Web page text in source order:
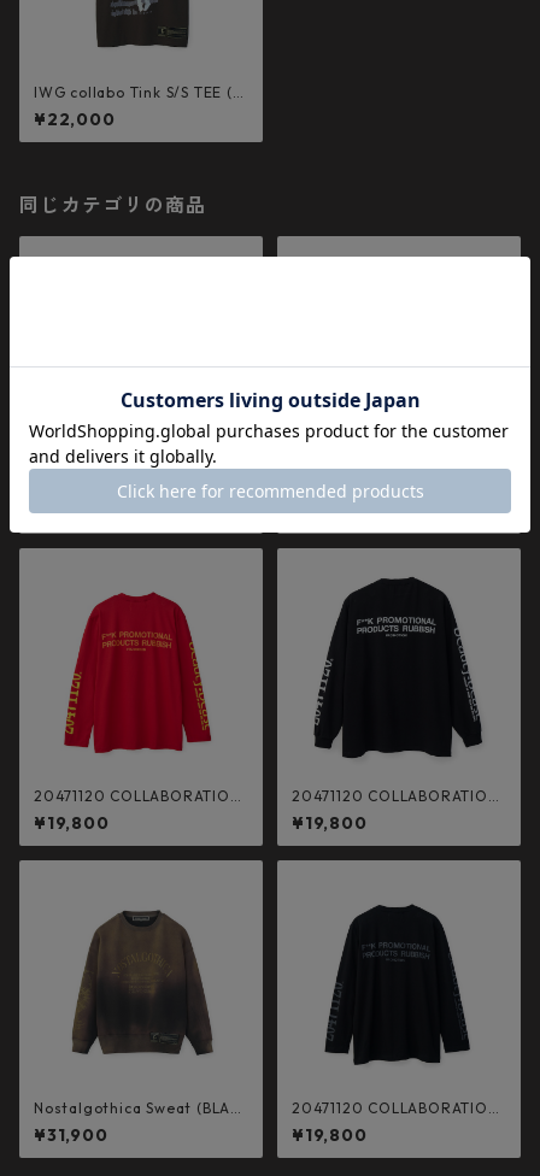
IWG collabo Tink S/S TEE (S
UMI BLACK)
¥22,000
同じカテゴリの商品
20471120 COLLABORATION
L/S TEE _1 (WHT×BLK）
¥19,800
20471120 COLLABORATION
L/S TEE _3 (CHARCOAL×WHI
¥19,800
20471120 COLLABORATION
L/S TEE _3 (RED×YELLOW)
¥19,800
20471120 COLLABORATION
L/S TEE _1 (BLK×WHT）
¥19,800
Nostalgothica Sweat (BLAC
K)
¥31,900
20471120 COLLABORATION
L/S TEE _3 (BLACK×C.GRAY)
¥19,800